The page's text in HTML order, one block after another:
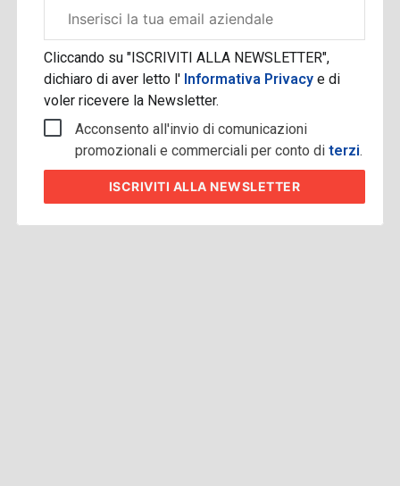
aziendale
Cliccando su "ISCRIVITI ALLA NEWSLETTER",
dichiaro di aver letto l' Informativa Privacye di
voler ricevere la Newsletter.
Acconsento all'invio di comunicazioni
promozionali e commerciali per conto diterzi.
ISCRIVITI ALLA NEWSLETTER